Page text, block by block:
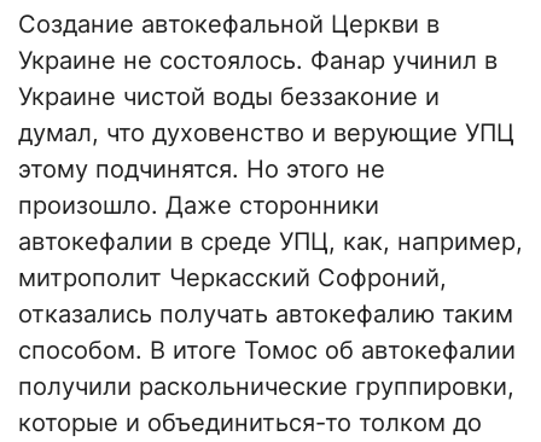
Создание автокефальной Церкви в
Украине не состоялось. Фанар учинил в
Украине чистой воды беззаконие и
думал, что духовенство и верующие УПЦ
этому подчинятся. Но этого не
произошло. Даже сторонники
автокефалии в среде УПЦ, как, например,
митрополит Черкасский Софроний,
отказались получать автокефалию таким
способом. В итоге Томос об автокефалии
получили раскольнические группировки,
которые и объединиться-то толком до